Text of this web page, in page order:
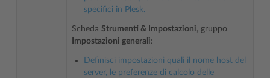
specifici in Plesk.
Scheda Strumenti & Impostazioni, gruppo
Impostazioni generali:
Definisci impostazioni quali il nome host del
server, le preferenze di calcolo delle